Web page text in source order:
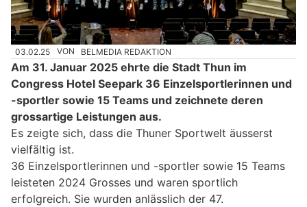
03.02.25 VON BELMEDIA REDAKTION
Am 31. Januar 2025 ehrte die Stadt Thun im
Congress Hotel Seepark 36 Einzelsportlerinnen und
-sportler sowie 15 Teams und zeichnete deren
grossartige Leistungen aus.
Es zeigte sich, dass die Thuner Sportwelt äusserst
vielfältig ist.
36 Einzelsportlerinnen und -sportler sowie 15 Teams
leisteten 2024 Grosses und waren sportlich
erfolgreich. Sie wurden anlässlich der 47.